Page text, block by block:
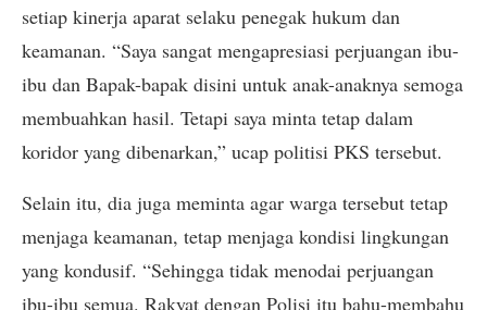
setiap kinerja aparat selaku penegak hukum dan
keamanan. “Saya sangat mengapresiasi perjuangan ibu-
ibu dan Bapak-bapak disini untuk anak-anaknya semoga
membuahkan hasil. Tetapi saya minta tetap dalam
koridor yang dibenarkan,” ucap politisi PKS tersebut.
Selain itu, dia juga meminta agar warga tersebut tetap
menjaga keamanan, tetap menjaga kondisi lingkungan
yang kondusif. “Sehingga tidak menodai perjuangan
ibu-ibu semua. Rakyat dengan Polisi itu bahu-membahu